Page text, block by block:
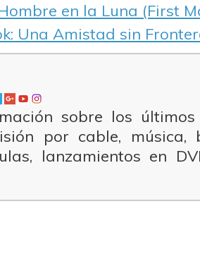
en la Luna (First
Una Amistad sin
sobre los
por cable, música,
lanzamientos en